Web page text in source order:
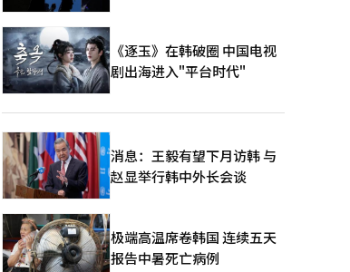
《逐玉》在韩破圈 中国电视
剧出海进入"平台时代"
消息：王毅有望下月访韩 与
赵显举行韩中外长会谈
极端高温席卷韩国 连续五天
报告中暑死亡病例